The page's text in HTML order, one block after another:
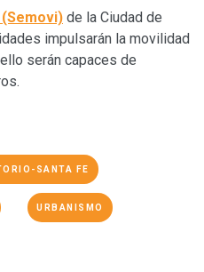
de la Ciudad de
impulsarán la movilidad
serán capaces de
SANTA FE
URBANISMO